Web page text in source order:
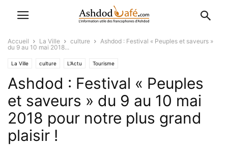
Accueil La Ville culture
Ashdod : Festival « Peuples et saveurs »
du 9 au 10 mai 2018...
La Ville culture L'Actu Tourisme
Ashdod : Festival « Peuples
et saveurs » du 9 au 10 mai
2018 pour notre plus grand
plaisir !